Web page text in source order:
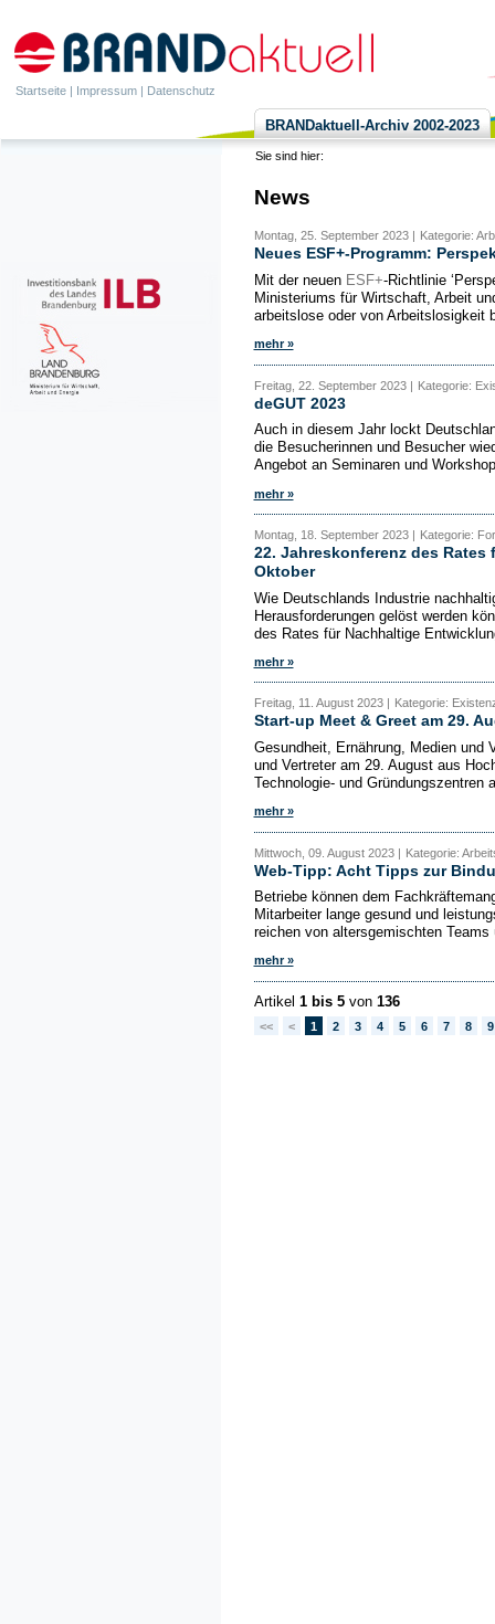
Startseite | Impressum | Datenschutz
BRANDaktuell-Archiv 2002-2023
Sie sind hier:
News
Montag, 25. September 2023 | Kategorie:
Neues ESF+-Programm:
Mit der neuen ESF+-Richtlinie
Ministeriums für Wirtschaft, Arbeit
arbeitslose oder von Arbeitslosigkeit
mehr »
Freitag, 22. September 2023 | Kategorie:
deGUT 2023
Auch in diesem Jahr lockt
die Besucherinnen und Besucher
Angebot an Seminaren und
mehr »
Montag, 18. September 2023 | Kategorie:
22. Jahreskonferenz des Rates
Oktober
Wie Deutschlands Industrie
Herausforderungen gelöst werden
des Rates für Nachhaltige
mehr »
Freitag, 11. August 2023 | Kategorie:
Start-up Meet & Greet am 29.
Gesundheit, Ernährung, Medien und
und Vertreter am 29. August aus
Technologie- und Gründungszentren
mehr »
Mittwoch, 09. August 2023 | Kategorie:
Web-Tipp: Acht Tipps zur
Betriebe können dem
Mitarbeiter lange gesund und
reichen von altersgemischten
mehr »
Artikel 1 bis 5von 136
<< < 1 2 3 4 5 6 7 8 9